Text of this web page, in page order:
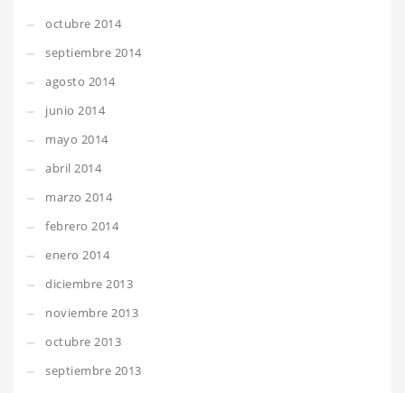
octubre 2014
septiembre 2014
agosto 2014
junio 2014
mayo 2014
abril 2014
marzo 2014
febrero 2014
enero 2014
diciembre 2013
noviembre 2013
octubre 2013
septiembre 2013